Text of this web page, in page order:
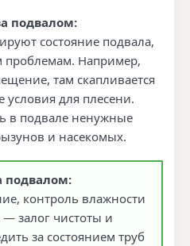
подвалом:
состояние подвала,
проблемам. Например,
там скапливается
условия для плесени.
в подвале ненужные
и насекомых.
подвалом:
контроль влажности
залог чистоты и
за состоянием труб